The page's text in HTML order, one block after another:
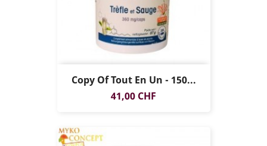
Copy Of Tout En Un - 150...
Prezzo
41,00 CHF